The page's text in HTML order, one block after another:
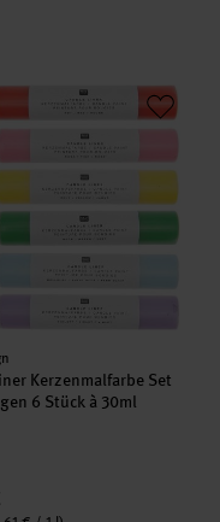
Liner Kerzenmalfarbe Set
Kerzenmalfarbe Set
6 Stück à 30ml